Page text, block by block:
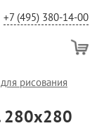
+7 (495) 380-14-00
рисования
280х280